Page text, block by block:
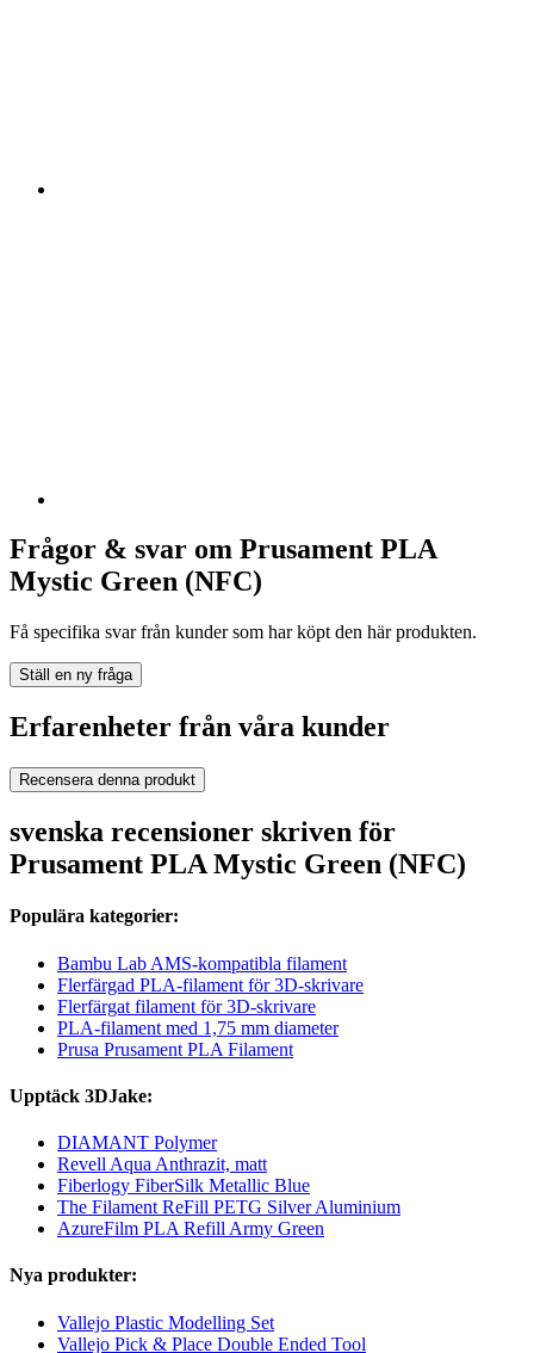
Frågor & svar om Prusament PLA
Mystic Green (NFC)
Få specifika svar från kunder som har köpt den här produkten.
Ställ en ny fråga
Erfarenheter från våra kunder
Recensera denna produkt
svenska recensioner skriven för
Prusament PLA Mystic Green (NFC)
Populära kategorier:
Bambu Lab AMS-kompatibla filament
Flerfärgad PLA-filament för 3D-skrivare
Flerfärgat filament för 3D-skrivare
PLA-filament med 1,75 mm diameter
Prusa Prusament PLA Filament
Upptäck 3DJake:
DIAMANT Polymer
Revell Aqua Anthrazit, matt
Fiberlogy FiberSilk Metallic Blue
The Filament ReFill PETG Silver Aluminium
AzureFilm PLA Refill Army Green
Nya produkter:
Vallejo Plastic Modelling Set
Vallejo Pick & Place Double Ended Tool